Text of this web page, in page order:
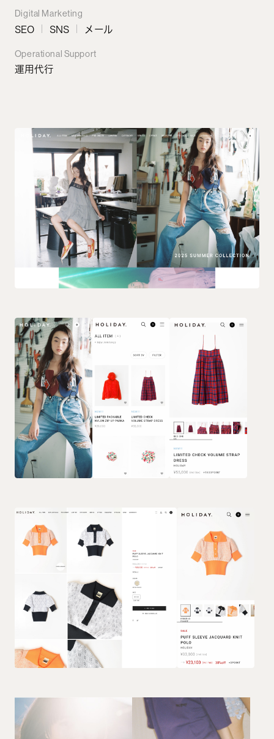
Digital Marketing
SEO
SNS メール
Operational Support
運用代行